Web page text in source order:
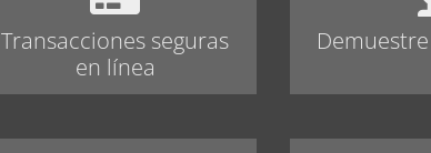
Transacciones seguras
en línea